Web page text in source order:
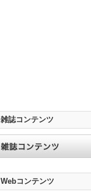
雑誌コンテンツ
Webコンテンツ